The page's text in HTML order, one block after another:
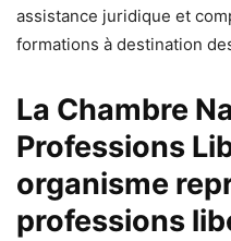
assistance juridique et
formations à destination
La Chambre
Professions
organisme
professions